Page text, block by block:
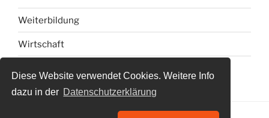
Diese Website verwendet Cookies. Weitere Info
dazu in der Datenschutzerklärung
Weiterbildung
Wirtschaft